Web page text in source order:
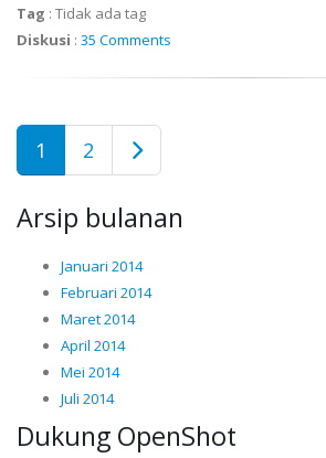
Tag : Tidak ada tag
Diskusi : 35 Comments
1 2
Arsip bulanan
Januari 2014
Februari 2014
Maret 2014
April 2014
Mei 2014
Juli 2014
Dukung OpenShot